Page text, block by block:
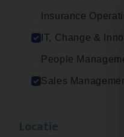
Insurance
IT, Change &
People
Sales